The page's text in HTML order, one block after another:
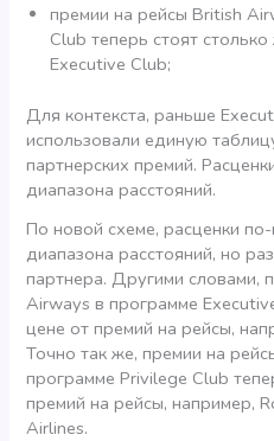
премии на рейсы British
Club теперь стоят
Executive Club;
Для контекста, раньше
использовали единую
партнерских премий.
диапазона расстояний.
По новой схеме, расценки
диапазона расстояний, но
партнера. Другими словами,
Airways в программе
цене от премий на рейсы,
Точно так же, премии на
программе Privilege Club
премий на рейсы, например,
Airlines.